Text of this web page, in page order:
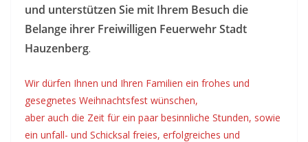
und unterstützen Sie mit Ihrem Besuch die
Belange ihrer Freiwilligen Feuerwehr Stadt
Hauzenberg.
Wir dürfen Ihnen und Ihren Familien ein frohes und
gesegnetes Weihnachtsfest wünschen,
aber auch die Zeit für ein paar besinnliche Stunden, sowie
ein unfall- und Schicksal freies, erfolgreiches und